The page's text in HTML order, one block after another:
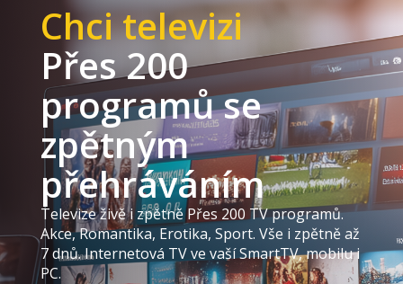
Chci televizi
Přes 200
programů se
zpětným
přehráváním
Televize živě i zpětně Přes 200 TV programů.
Akce, Romantika, Erotika, Sport. Vše i zpětně až
7 dnů. Internetová TV ve vaší SmartTV, mobilu i
PC.